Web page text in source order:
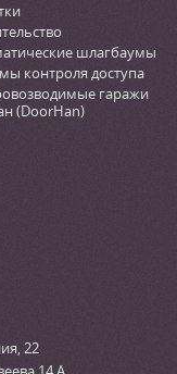
шлагбаумы
контроля доступа
гаражи
(DoorHan)
22